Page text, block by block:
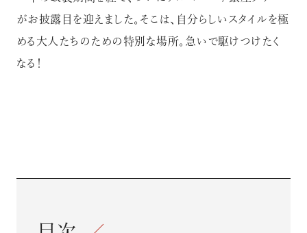
がお披露目を迎えました。そこは、自分らしいスタイルを極
める大人たちのための特別な場所。急いで駆けつけたく
なる！